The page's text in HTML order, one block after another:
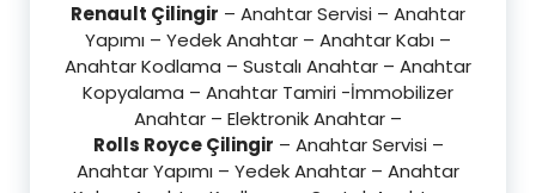
Renault Çilingir – Anahtar Servisi – Anahtar
Yapımı – Yedek Anahtar – Anahtar Kabı –
Anahtar Kodlama – Sustalı Anahtar – Anahtar
Kopyalama – Anahtar Tamiri -İmmobilizer
Anahtar – Elektronik Anahtar –
Rolls Royce Çilingir – Anahtar Servisi –
Anahtar Yapımı – Yedek Anahtar – Anahtar